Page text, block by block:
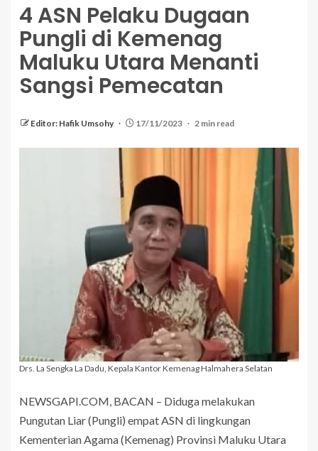
4 ASN Pelaku Dugaan
Pungli di Kemenag
Maluku Utara Menanti
Sangsi Pemecatan
Editor: Hafik Umsohy 17/11/2023 2 min read
Drs. La Sengka La Dadu, Kepala Kantor Kemenag Halmahera Selatan
NEWSGAPI.COM, BACAN – Diduga melakukan
Pungutan Liar (Pungli) empat ASN di lingkungan
Kementerian Agama (Kemenag) Provinsi Maluku Utara